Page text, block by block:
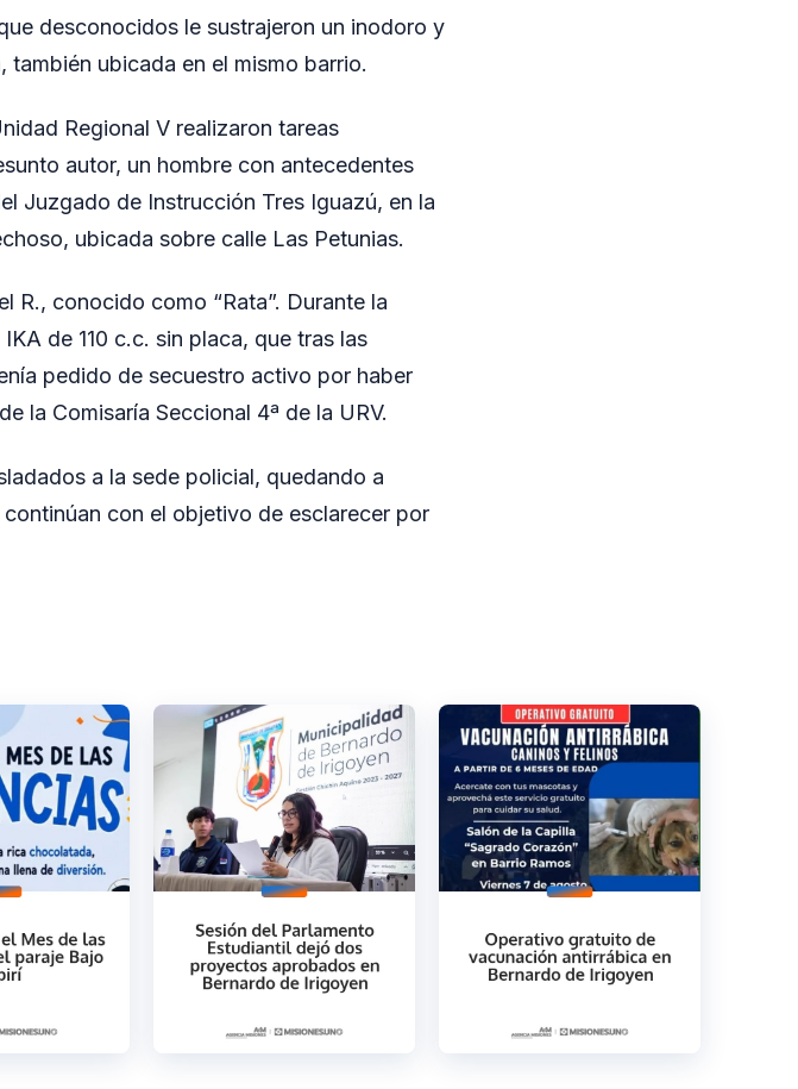
desconocidos le sustrajeron un inodoro y
ubicada en el mismo barrio.
Regional V realizaron tareas
autor, un hombre con antecedentes
Juzgado de Instrucción Tres Iguazú, en la
ubicada sobre calle Las Petunias.
R., conocido como “Rata”. Durante la
de 110 c.c. sin placa, que tras las
pedido de secuestro activo por haber
la Comisaría Seccional 4ª de la URV.
a la sede policial, quedando a
con el objetivo de esclarecer por